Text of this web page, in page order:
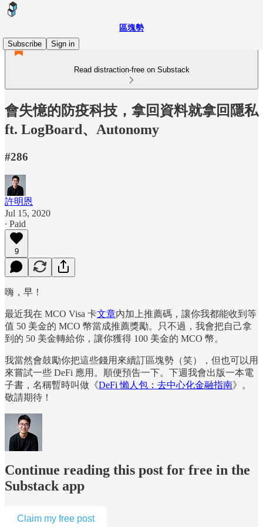
區塊勢
Subscribe
Sign in
Read distraction-free on Substack
會失憶的防疫科技，拿回資料就拿回隱私
ft. LogBoard、Autonomy
#286
許明恩
Jul 15, 2020
∙ Paid
9
嗨，早！
最近我在 MCO Visa 卡文章內加上推薦碼，讓你我都能收到等
值 50 美金的 MCO 幣當成推薦獎勵。只不過，我會把自己拿
到的 50 美金轉給你，讓你獲得 100 美金的 MCO 幣。
我當然會鼓勵你把這些錢用來續訂區塊勢（笑），但也可以用
來嘗試一些 DeFi 應用。順便預告一下。下週我會出版一本電
子書，名稱暫時叫做《DeFi 懶人包：去中心化金融指南》。
敬請期待！
Continue reading this post for free in the
Substack app
Claim my free post